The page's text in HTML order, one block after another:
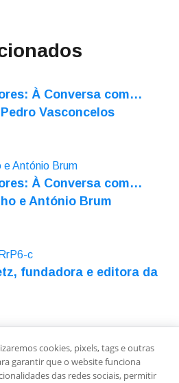
À Conversa com…
Vasconcelos
À Conversa com…
e António Brum
fundadora e editora da
Técnica
Estatuto Editorial
Contactos Newsletter
cookies, pixels, tags e outras
garantir que o website funciona
das redes sociais, permitir